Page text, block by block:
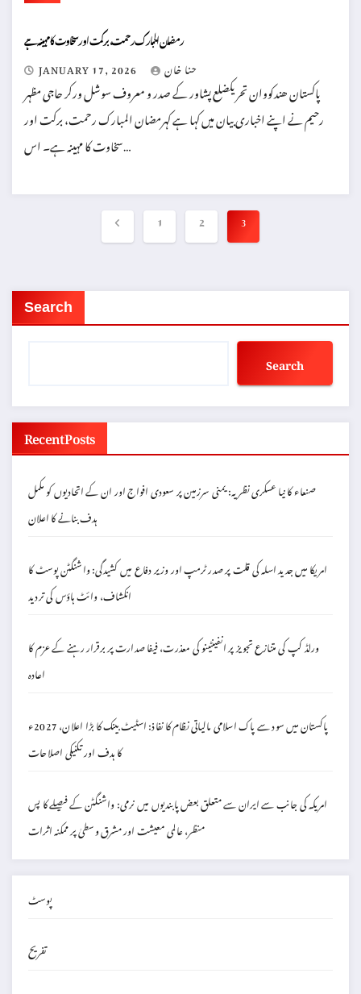
رمضان المبارک رحمت، برکت اور سخاوت کا مہینہ ہے
JANUARY 17, 2026
حنا خان
پاکستان ھندکووان تحریکضلع پشاور کے صدر و معروف سوشل ورکر حاجی مظہر
رحیم نے اپنے اخباری بیان میں کہا ہے کہرمضان المبارک رحمت، برکت اور
سخاوت کا مہینہ ہے۔ اس…
Posts
pagination
1 2 3
Search
Search
Recent Posts
صنعاء کا نیا عسکری نظریہ: یمنی سرزمین پر سعودی افواج اور ان کے اتحادیوں کو مکمل
ہدف بنانے کا اعلان
امریکا میں جدید اسلہ کی قلت پر صدر ٹرمپ اور وزیر دفاع میں کشیدگی: واشنگٹن پوسٹ کا
انکشاف، وائٹ ہاؤس کی تردید
ورلڈ کپ کی متنازع تجویز پر انفینٹینو کی معذرت، فیفا صدارت پر برقرار رہنے کے عزم کا
اعادہ
پاکستان میں سود سے پاک اسلامی مالیاتی نظام کا نفاذ: اسٹیٹ بینک کا بڑا اعلان، 2027ء
کا ہدف اور تکنیکی اصلاحات
امریکہ کی جانب سے ایران سے متعلق بعض پابندیوں میں نرمی: واشنگٹن کے فیصلے کا پس
منظر، عالمی معیشت اور مشرق وسطیٰ پر ممکنہ اثرات
پوسٹ
تفریح